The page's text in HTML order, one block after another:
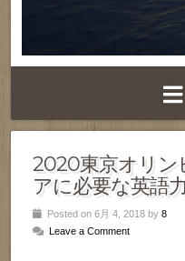
2020東京オリン
アに必要な英語
Posted on 6月 4, 2018 by 8
Leave a Comment